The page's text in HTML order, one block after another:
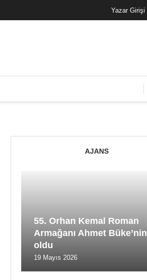
Yazar Girişi
AJANS
55. Orhan Kemal Roman
Armağanı Ahmet Büke’nin
oldu
19 Mayıs 2026